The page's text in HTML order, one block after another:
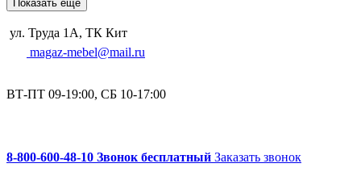
Показать еще
ул. Труда 1А, ТК Кит
magaz-mebel@mail.ru
ВТ-ПТ 09-19:00, СБ 10-17:00
8-800-600-48-10 Звонок бесплатный Заказать звонок